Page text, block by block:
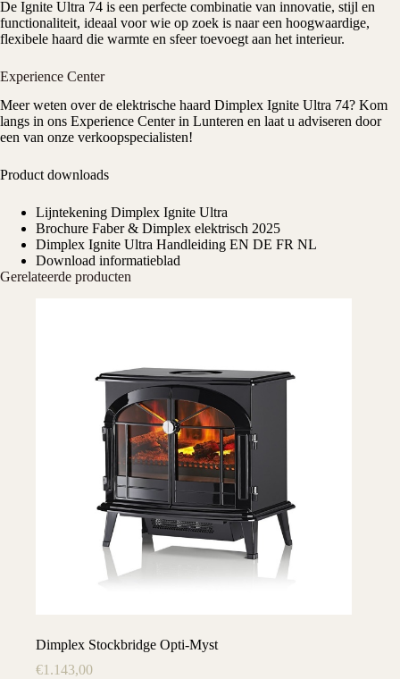
De Ignite Ultra 74 is een perfecte combinatie van innovatie, stijl en
functionaliteit, ideaal voor wie op zoek is naar een hoogwaardige,
flexibele haard die warmte en sfeer toevoegt aan het interieur.
Experience Center
Meer weten over de elektrische haard Dimplex Ignite Ultra 74? Kom
langs in ons Experience Centerin Lunteren en laat u adviseren door
een van onze verkoopspecialisten!
Product downloads
Lijntekening Dimplex Ignite Ultra
Brochure Faber & Dimplex elektrisch 2025
Dimplex Ignite Ultra Handleiding EN DE FR NL
Download informatieblad
Gerelateerde producten
Dimplex Stockbridge Opti-Myst
€1.143,00